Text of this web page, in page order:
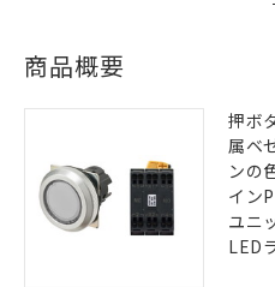
商品概要
押ボ
属ベ
ンの
イン
ユニ
LED